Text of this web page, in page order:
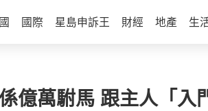
國際 星島申訴王 財經 地產 生
億萬駙馬 跟主人「入